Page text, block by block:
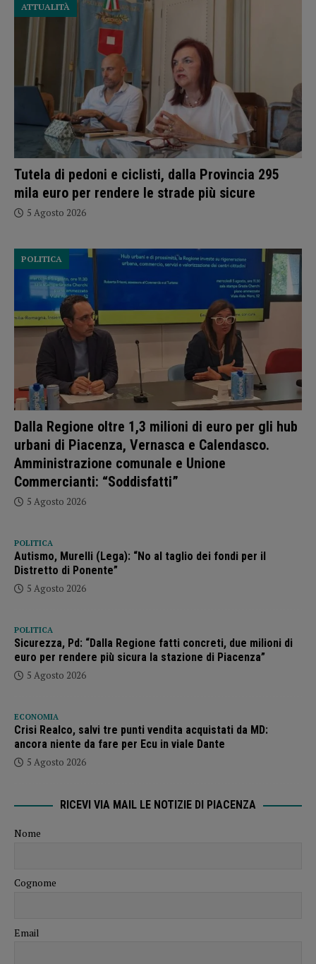
Tutela di pedoni e ciclisti, dalla Provincia 295
mila euro per rendere le strade più sicure
ATTUALITÀ
5 Agosto 2026
Dalla Regione oltre 1,3 milioni di euro per gli hub
urbani di Piacenza, Vernasca e Calendasco.
Amministrazione comunale e Unione
Commercianti: “Soddisfatti”
POLITICA
5 Agosto 2026
POLITICA
Autismo, Murelli (Lega): “No al taglio dei fondi per il
Distretto di Ponente”
5 Agosto 2026
POLITICA
Sicurezza, Pd: “Dalla Regione fatti concreti, due milioni di
euro per rendere più sicura la stazione di Piacenza”
5 Agosto 2026
ECONOMIA
Crisi Realco, salvi tre punti vendita acquistati da MD:
ancora niente da fare per Ecu in viale Dante
5 Agosto 2026
RICEVI VIA MAIL LE NOTIZIE DI PIACENZA
Nome
Cognome
Email